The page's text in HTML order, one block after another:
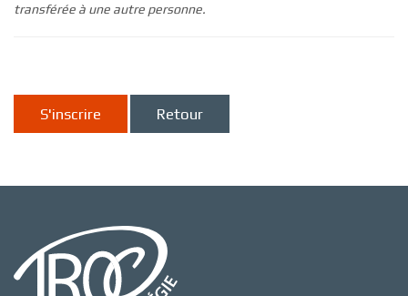
transférée à une autre personne.
S'inscrire Retour